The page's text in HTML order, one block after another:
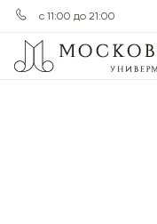
с 11:00 до 21:00